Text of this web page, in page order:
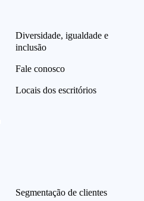
Diversidade, igualdade e
inclusão
Fale conosco
Locais dos escritórios
Segmentação de clientes